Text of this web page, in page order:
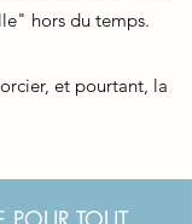
hors du temps.
et pourtant, la